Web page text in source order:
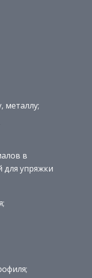
металлу;
в
для упряжки